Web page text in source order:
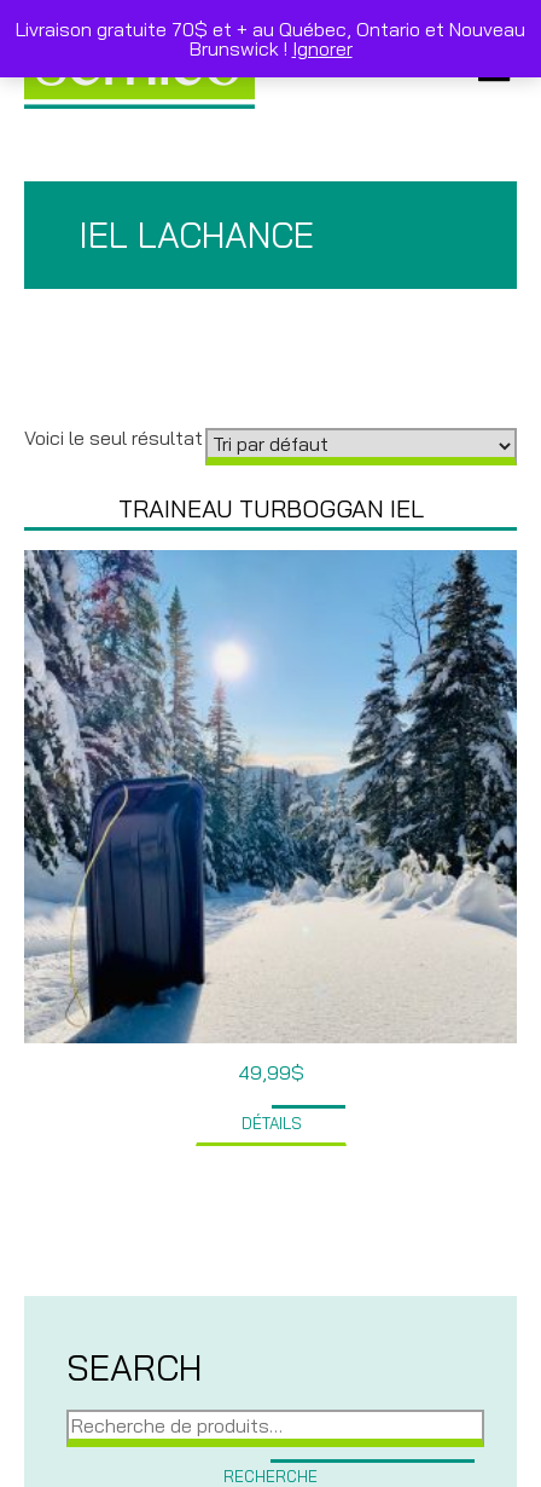
to
IEL LACHANCE
Voici le seul résultat
TRAINEAU TURBOGGAN IEL
49,99$
DÉTAILS
SEARCH
Recherche
pour :
RECHERCHE
Livraison gratuite 70$ et + au Québec, Ontario et Nouveau
Brunswick ! Ignorer